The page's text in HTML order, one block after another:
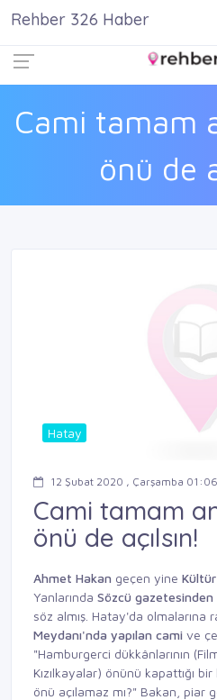
Cami tamam
önü de
Rehber 326 Haber
Hatay
12 Şubat 2020 , Çarşamba 01:06
Cami tamam
önü de açılsın!
Ahmet Hakan geçen yine Kültür
Yanlarında Sözcü gazetesinden
söz almış. Hatay'da olmalarına
Meydanı'nda yapılan cami ve
"Hamburgerci dükkânlarının
Kızılkayalar) önünü kapattığı
önü açılamaz mı?" Bakan, piar